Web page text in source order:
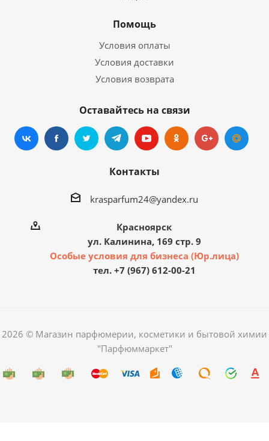
Помощь
Условия оплаты
Условия доставки
Условия возврата
Оставайтесь на связи
Контакты
krasparfum24@yandex.ru
Красноярск
ул. Калинина, 169 стр. 9
Особые условия для бизнеса (Юр.лица)
тел. +7 (967) 612-00-21
2026 © Магазин парфюмерии, косметики и бытовой химии
"Парфюммаркет"